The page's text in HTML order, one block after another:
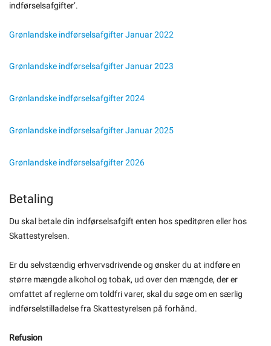
indførselsafgifter’.
Grønlandske indførselsafgifter Januar 2022
Grønlandske indførselsafgifter Januar 2023
Grønlandske indførselsafgifter 2024
Grønlandske indførselsafgifter Januar 2025
Grønlandske indførselsafgifter 2026
Betaling
Du skal betale din indførselsafgift enten hos speditøren eller hos
Skattestyrelsen.
Er du selvstændig erhvervsdrivende og ønsker du at indføre en
større mængde alkohol og tobak, ud over den mængde, der er
omfattet af reglerne om toldfri varer, skal du søge om en særlig
indførselstilladelse fra Skattestyrelsen på forhånd.
Refusion